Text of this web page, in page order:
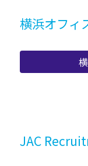
横浜オフィ
JAC